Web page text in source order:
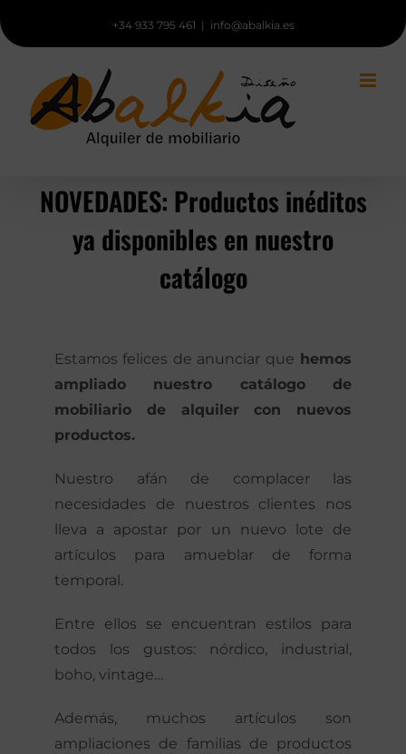
al
+34 933 795 461 | info@abalkia.es
NOVEDADES: Productos inéditos
ya disponibles en nuestro
catálogo
Estamos felices de anunciar que hemos
ampliado nuestro catálogo de
mobiliario de alquiler con nuevos
productos.
Nuestro afán de complacer las
necesidades de nuestros clientes nos
lleva a apostar por un nuevo lote de
artículos para amueblar de forma
temporal.
Entre ellos se encuentran estilos para
todos los gustos: nórdico, industrial,
boho, vintage…
Además, muchos artículos son
ampliaciones de familias de productos